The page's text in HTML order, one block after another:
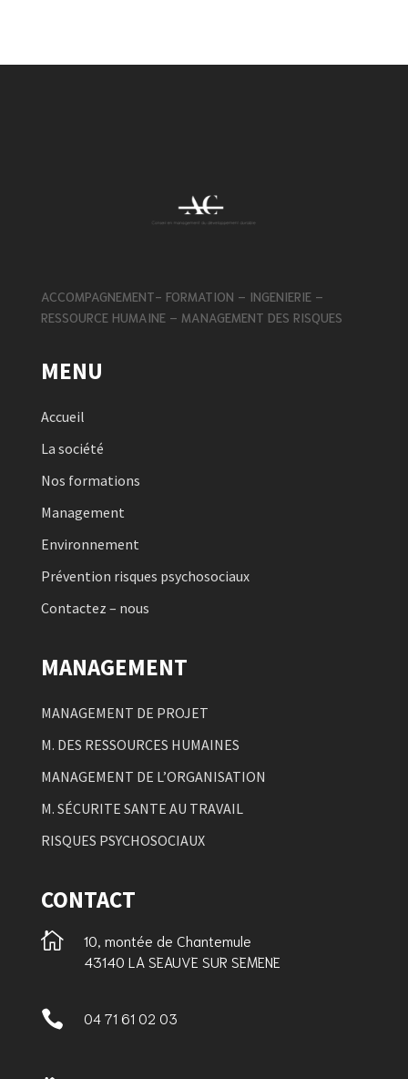
ACCOMPAGNEMENT- FORMATION – INGENIERIE –
RESSOURCE HUMAINE – MANAGEMENT DES RISQUES
MENU
Accueil
La société
Nos formations
Management
Environnement
Prévention risques psychosociaux
Contactez – nous
MANAGEMENT
MANAGEMENT DE PROJET
M. DES RESSOURCES HUMAINES
MANAGEMENT DE L’ORGANISATION
M. SÉCURITE SANTE AU TRAVAIL
RISQUES PSYCHOSOCIAUX
CONTACT

10, montée de Chantemule
43140 LA SEAUVE SUR SEMENE
 04 71 61 02 03